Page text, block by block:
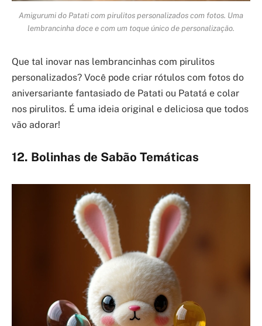
Amigurumi do Patati com pirulitos personalizados com fotos. Uma
lembrancinha doce e com um toque único de personalização.
Que tal inovar nas lembrancinhas com pirulitos
personalizados? Você pode criar rótulos com fotos do
aniversariante fantasiado de Patati ou Patatá e colar
nos pirulitos. É uma ideia original e deliciosa que todos
vão adorar!
12. Bolinhas de Sabão Temáticas